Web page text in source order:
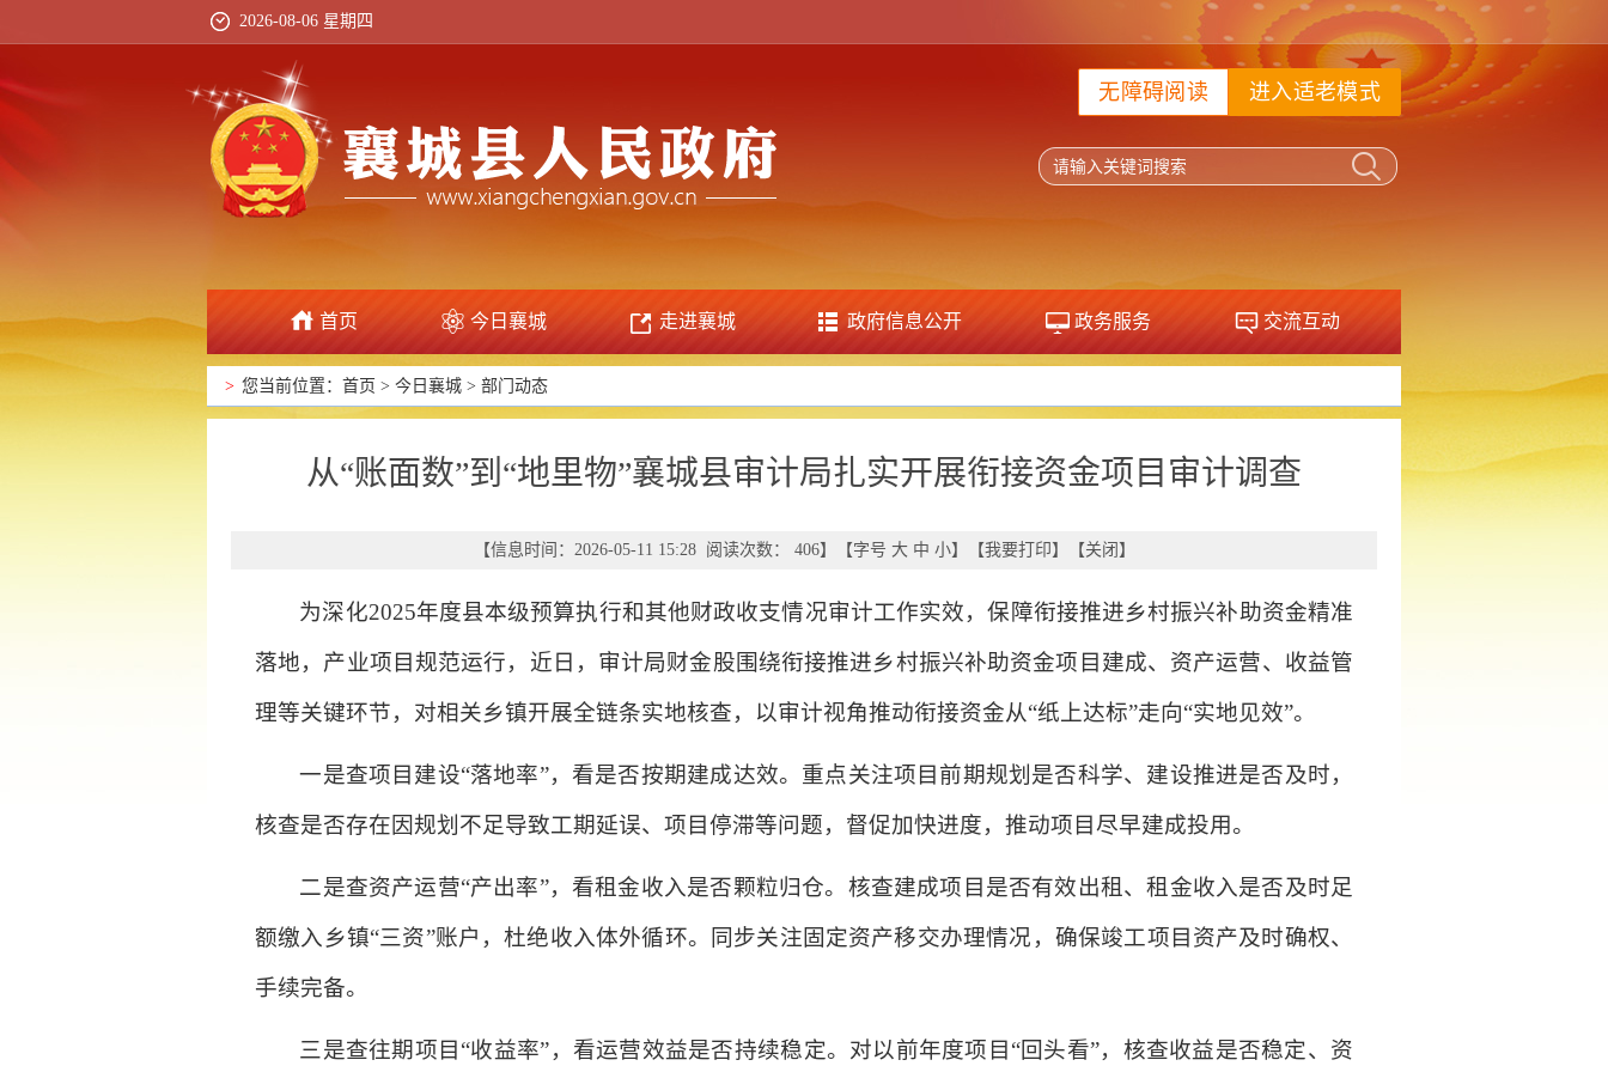
2026-08-06 星期四
进入适老模式
无障碍阅读
首页 今日襄城 走进襄城 政府信息公开 政务服务 交流互动
> 您当前位置： 首页 > 今日襄城 > 部门动态
从“账面数”到“地里物”襄城县审计局扎实开展衔接资金项目审计调查
【信息时间：2026-05-11 15:28 阅读次数： 406】【字号 大 中 小】【我要打印】【关闭 】
为深化2025年度县本级预算执行和其他财政收支情况审计工作实效，保障衔接推进乡村振兴补助资金精准
落地，产业项目规范运行，近日，审计局财金股围绕衔接推进乡村振兴补助资金项目建成、资产运营、收益管
理等关键环节，对相关乡镇开展全链条实地核查，以审计视角推动衔接资金从“纸上达标”走向“实地见效”。
一是查项目建设“落地率”，看是否按期建成达效。重点关注项目前期规划是否科学、建设推进是否及时，
核查是否存在因规划不足导致工期延误、项目停滞等问题，督促加快进度，推动项目尽早建成投用。
二是查资产运营“产出率”，看租金收入是否颗粒归仓。核查建成项目是否有效出租、租金收入是否及时足
额缴入乡镇“三资”账户，杜绝收入体外循环。同步关注固定资产移交办理情况，确保竣工项目资产及时确权、
手续完备。
三是查往期项目“收益率”，看运营效益是否持续稳定。对以前年度项目“回头看”，核查收益是否稳定、资